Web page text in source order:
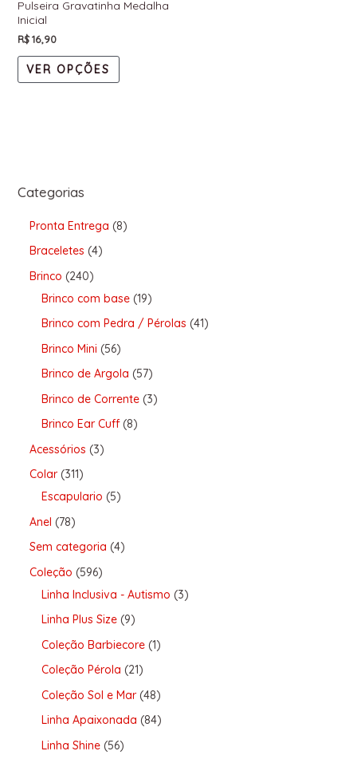
Categorias
Pronta Entrega 8
Braceletes 4
Brinco 240
Brinco com base 19
Brinco com Pedra / Pérolas 41
Brinco Mini 56
Brinco de Argola 57
Brinco de Corrente 3
Brinco Ear Cuff 8
Acessórios 3
Colar 311
Escapulario 5
Anel 78
Sem categoria 4
Coleção 596
Linha Inclusiva - Autismo 3
Linha Plus Size 9
Coleção Barbiecore 1
Coleção Pérola 21
Coleção Sol e Mar 48
Linha Apaixonada 84
Linha Shine 56
Pulseira Gravatinha Medalha
Inicial
R$16,90
VER OPÇÕES